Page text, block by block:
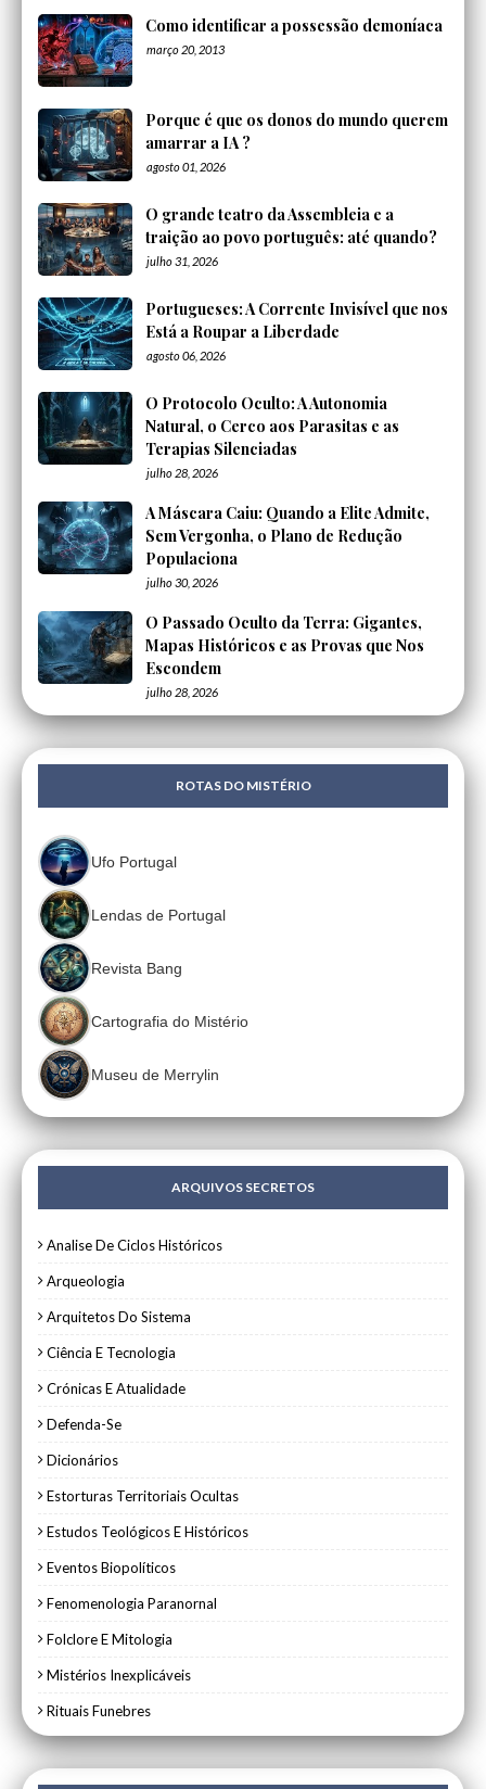
Como identificar a possessão demoníaca
março 20, 2013
Porque é que os donos do mundo querem
amarrar a IA ?
agosto 01, 2026
O grande teatro da Assembleia e a
traição ao povo português: até quando?
julho 31, 2026
Portugueses: A Corrente Invisível que nos
Está a Roupar a Liberdade
agosto 06, 2026
O Protocolo Oculto: A Autonomia
Natural, o Cerco aos Parasitas e as
Terapias Silenciadas
julho 28, 2026
A Máscara Caiu: Quando a Elite Admite,
Sem Vergonha, o Plano de Redução
Populaciona
julho 30, 2026
O Passado Oculto da Terra: Gigantes,
Mapas Históricos e as Provas que Nos
Escondem
julho 28, 2026
ROTAS DO MISTÉRIO
Ufo Portugal
Lendas de Portugal
Revista Bang
Cartografia do Mistério
Museu de Merrylin
ARQUIVOS SECRETOS
Analise De Ciclos Históricos
Arqueologia
Arquitetos Do Sistema
Ciência E Tecnologia
Crónicas E Atualidade
Defenda-Se
Dicionários
Estorturas Territoriais Ocultas
Estudos Teológicos E Históricos
Eventos Biopolíticos
Fenomenologia Paranornal
Folclore E Mitologia
Mistérios Inexplicáveis
Rituais Funebres